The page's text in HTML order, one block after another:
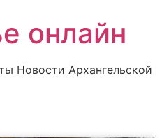
онлайн
Новости Архангельской